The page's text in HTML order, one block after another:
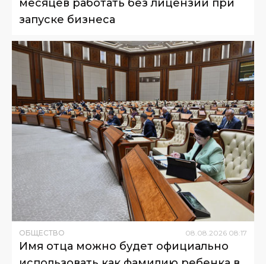
месяцев работать без лицензии при
запуске бизнеса
ОБЩЕСТВО 08.08.2026 08:17
Имя отца можно будет официально